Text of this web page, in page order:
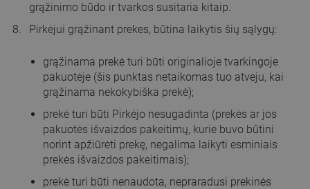
grąžinimo būdo ir tvarkos susitaria kitaip.
Pirkėjui grąžinant prekes, būtina laikytis šių sąlygų:
grąžinama prekė turi būti originalioje tvarkingoje
pakuotėje (šis punktas netaikomas tuo atveju, kai
grąžinama nekokybiška prekė);
prekė turi būti Pirkėjo nesugadinta (prekės ar jos
pakuotės išvaizdos pakeitimų, kurie buvo būtini
norint apžiūrėti prekę, negalima laikyti esminiais
prekės išvaizdos pakeitimais);
prekė turi būti nenaudota, nepraradusi prekinės